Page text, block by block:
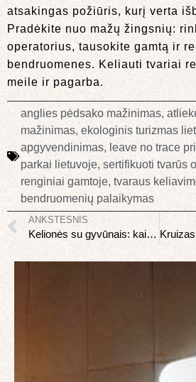
atsakingas požiūris, kurį verta
Pradėkite nuo mažų žingsnių:
operatorius, tausokite gamtą ir
bendruomenes. Keliauti tvariai
meile ir pagarba.
anglies pėdsako mažinimas,
mažinimas, ekologinis turizmas
apgyvendinimas, leave no trace
parkai lietuvoje, sertifikuoti tvarūs
renginiai gamtoje, tvaraus
bendruomenių palaikymas
ANKSTESNIS
Kelionės su gyvūnais: kaip pasiimti šunį į Europą